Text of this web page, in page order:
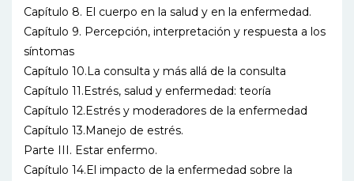
Capítulo 8. El cuerpo en la salud y en la enfermedad.
Capítulo 9. Percepción, interpretación y respuesta a los
síntomas
Capítulo 10.La consulta y más allá de la consulta
Capítulo 11.Estrés, salud y enfermedad: teoría
Capítulo 12.Estrés y moderadores de la enfermedad
Capítulo 13.Manejo de estrés.
Parte III. Estar enfermo.
Capítulo 14.El impacto de la enfermedad sobre la